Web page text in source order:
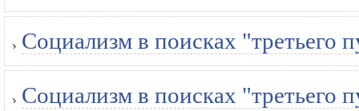
Социализм в поисках "третьего
Социализм в поисках "третьего